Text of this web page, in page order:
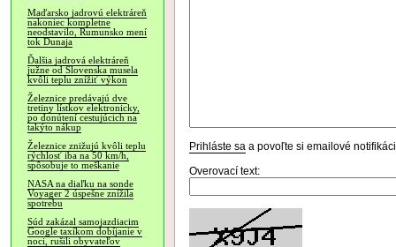
Maďarsko jadrovú elektráreň
nakoniec kompletne
neodstavilo, Rumunsko mení
tok Dunaja
Ďalšia jadrová elektráreň
južne od Slovenska musela
kvôli teplu znížiť výkon
Železnice predávajú dve
tretiny lístkov elektronicky,
po donútení cestujúcich na
takýto nákup
Železnice znižujú kvôli teplu
rýchlosť iba na 50 km/h,
spôsobuje to meškanie
NASA na diaľku na sonde
Voyager 2 úspešne znížila
spotrebu
Súd zakázal samojazdiacim
Google taxíkom dobíjanie v
noci, rušili obyvateľov
Prihláste sa a povoľte si emailové
Overovací text: